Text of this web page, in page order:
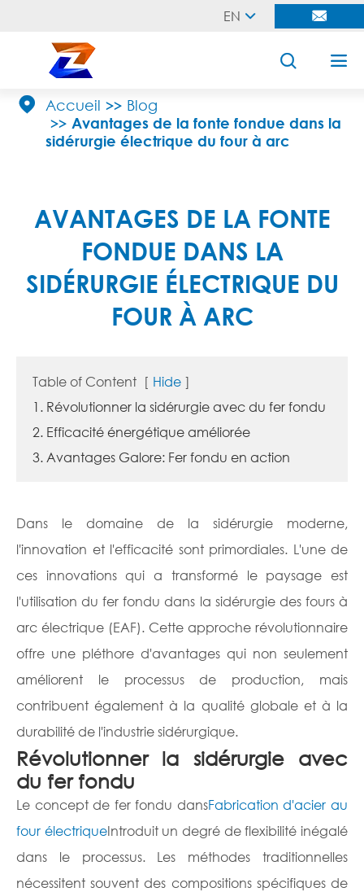
EN  
 
 Accueil
Blog
Avantages de la fonte fondue dans la
sidérurgie électrique du four à arc
AVANTAGES DE LA FONTE
FONDUE DANS LA
SIDÉRURGIE ÉLECTRIQUE DU
FOUR À ARC
Table of Content [ Hide ]
1. Révolutionner la sidérurgie avec du fer fondu
2. Efficacité énergétique améliorée
3. Avantages Galore: Fer fondu en action
Dans le domaine de la sidérurgie moderne,
l'innovation et l'efficacité sont primordiales. L'une de
ces innovations qui a transformé le paysage est
l'utilisation du fer fondu dans la sidérurgie des fours à
arc électrique (EAF). Cette approche révolutionnaire
offre une pléthore d'avantages qui non seulement
améliorent le processus de production, mais
contribuent également à la qualité globale et à la
durabilité de l'industrie sidérurgique.
Révolutionner la sidérurgie avec
du fer fondu
Le concept de fer fondu dansFabrication d'acier au
four électriqueIntroduit un degré de flexibilité inégalé
dans le processus. Les méthodes traditionnelles
nécessitent souvent des compositions spécifiques de